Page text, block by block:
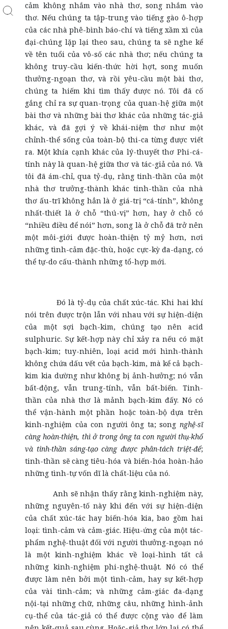
cảm không nhắm vào nhà thơ, song nhắm vào
thơ. Nếu chúng ta tập-trung vào tiếng gào ô-hợp
của các nhà phê-bình báo-chí và tiếng xầm xì của
đại-chúng lặp lại theo sau, chúng ta sẽ nghe kể
về tên tuổi của vô-số các nhà thơ; nếu chúng ta
không truy-cầu kiến-thức hời hợt, song muốn
thưởng-ngoạn thơ, và rồi yêu-cầu một bài thơ,
chúng ta hiếm khi tìm thấy được nó. Tôi đã cố
gắng chỉ ra sự quan-trọng của quan-hệ giữa một
bài thơ và những bài thơ khác của những tác-giả
khác, và đã gợi ý về khái-niệm thơ như một
chỉnh-thể sống của toàn-bộ thi-ca từng được viết
ra. Một khía cạnh khác của lý-thuyết thơ Phi-cá-
tính này là quan-hệ giữa thơ và tác-giả của nó. Và
tôi đã ám-chỉ, qua tỷ-dụ, rằng tinh-thần của một
nhà thơ trưởng-thành khác tinh-thần của nhà
thơ ấu-trĩ không hẳn là ở giá-trị “cá-tính”, không
nhất-thiết là ở chỗ “thú-vị” hơn, hay ở chỗ có
“nhiều điều để nói” hơn, song là ở chỗ đã trở nên
một môi-giới được hoàn-thiện tỷ mỷ hơn, nơi
những tình-cảm đặc-thù, hoặc cực-kỳ đa-dạng, có
thể tự-do cấu-thành những tổ-hợp mới.
Đó là tỷ-dụ của chất xúc-tác. Khi hai khí
nói trên được trộn lẫn với nhau với sự hiện-diện
của một sợi bạch-kim, chúng tạo nên acid
sulphuric. Sự kết-hợp này chỉ xảy ra nếu có mặt
bạch-kim; tuy-nhiên, loại acid mới hình-thành
không chứa dấu vết của bạch-kim, mà kể cả bạch-
kim kia dường như không bị ảnh-hưởng; nó vẫn
bất-động, vẫn trung-tính, vẫn bất-biến. Tinh-
thần của nhà thơ là mảnh bạch-kim đấy. Nó có
thể vận-hành một phần hoặc toàn-bộ dựa trên
kinh-nghiệm của con người ông ta; song nghệ-sĩ
càng hoàn-thiện, thì ở trong ông ta con người thụ-khổ
và tinh-thần sáng-tạo càng được phân-tách triệt-để;
tinh-thần sẽ càng tiêu-hóa và biến-hóa hoàn-hảo
những tình-tự vốn dĩ là chất-liệu của nó.
Anh sẽ nhận thấy rằng kinh-nghiệm này,
những nguyên-tố này khi đến với sự hiện-diện
của chất xúc-tác hay biến-hóa kia, bao gồm hai
loại: tình-cảm và cảm-giác. Hiệu-ứng của một tác-
phẩm nghệ-thuật đối với người thưởng-ngoạn nó
là một kinh-nghiệm khác về loại-hình tất cả
những kinh-nghiệm phi-nghệ-thuật. Nó có thể
được làm nên bởi một tình-cảm, hay sự kết-hợp
của vài tình-cảm; và những cảm-giác đa-dạng
nội-tại những chữ, những câu, những hình-ảnh
cụ-thể của tác-giả có thể được cộng vào để làm